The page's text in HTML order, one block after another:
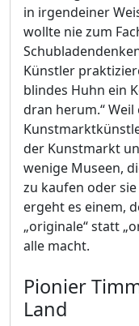
in irgendeiner
wollte nie zum
Künstler
blindes Huhn ein
dran herum.“
der Kunstmarkt
wenige Museen,
zu kaufen oder sie
ergeht es einem,
„originale“ statt
alle macht.
Pionier
Land